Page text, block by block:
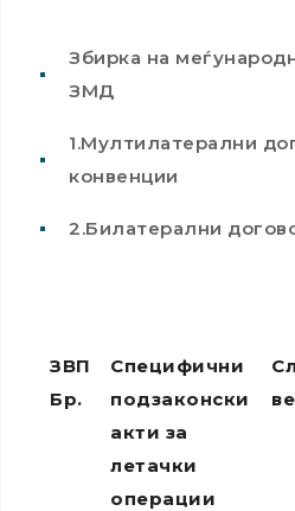
Збирка на
ЗМД
1.Мултилатерални
конвенции
2.Билатерални
ЗВП
Бр.
Специфични
подзаконски
акти за
летaчки
операции